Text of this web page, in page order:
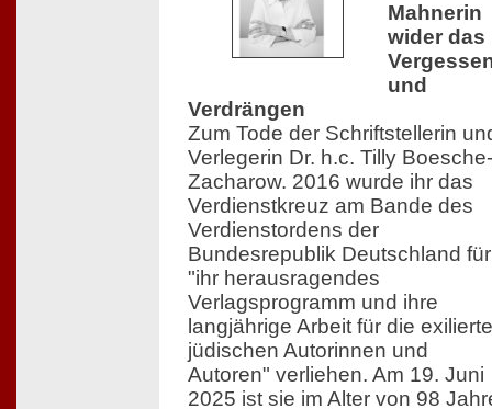
Mahnerin
wider das
und
Verdrängen
Zum Tode der Schriftstellerin
Verlegerin Dr. h.c. Tilly Boesche-
Zacharow. 2016 wurde ihr das
Verdienstkreuz am Bande des
Verdienstordens der
Bundesrepublik Deutschland für
"ihr herausragendes
Verlagsprogramm und ihre
langjährige Arbeit für die
jüdischen Autorinnen und
Autoren" verliehen. Am 19. Juni
2025 ist sie im Alter von 98